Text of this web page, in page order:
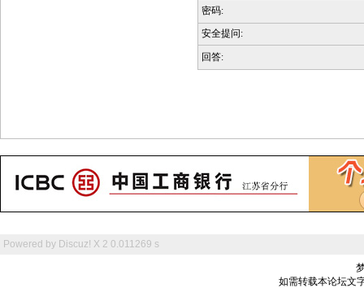
密码:
安全提问:
回答:
Powered by Discuz! X 2 0.011269 s
如需转载本论坛文